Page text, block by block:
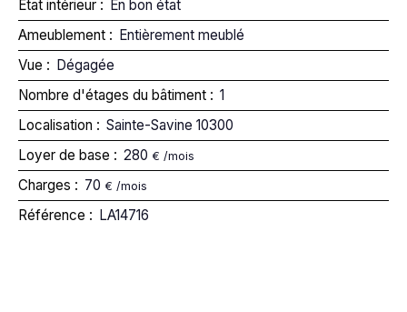
État intérieur : En bon état
Ameublement : Entièrement meublé
Vue : Dégagée
Nombre d'étages du bâtiment : 1
Localisation : Sainte-Savine 10300
Loyer de base : 280 € /mois
Charges : 70 € /mois
Référence : LA14716